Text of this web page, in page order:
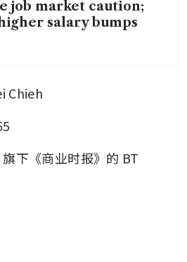
job market caution;
salary bumps
Chieh
下《商业时报》的 BT